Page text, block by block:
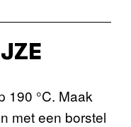
190 °C. Maak
met een borstel